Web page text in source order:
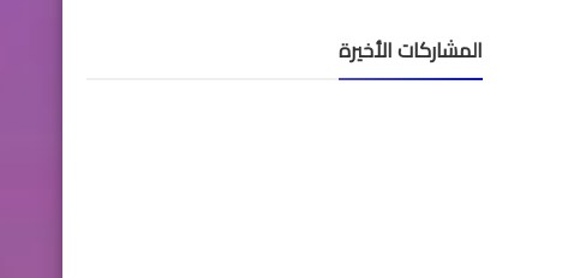
المشاركات الأخيرة